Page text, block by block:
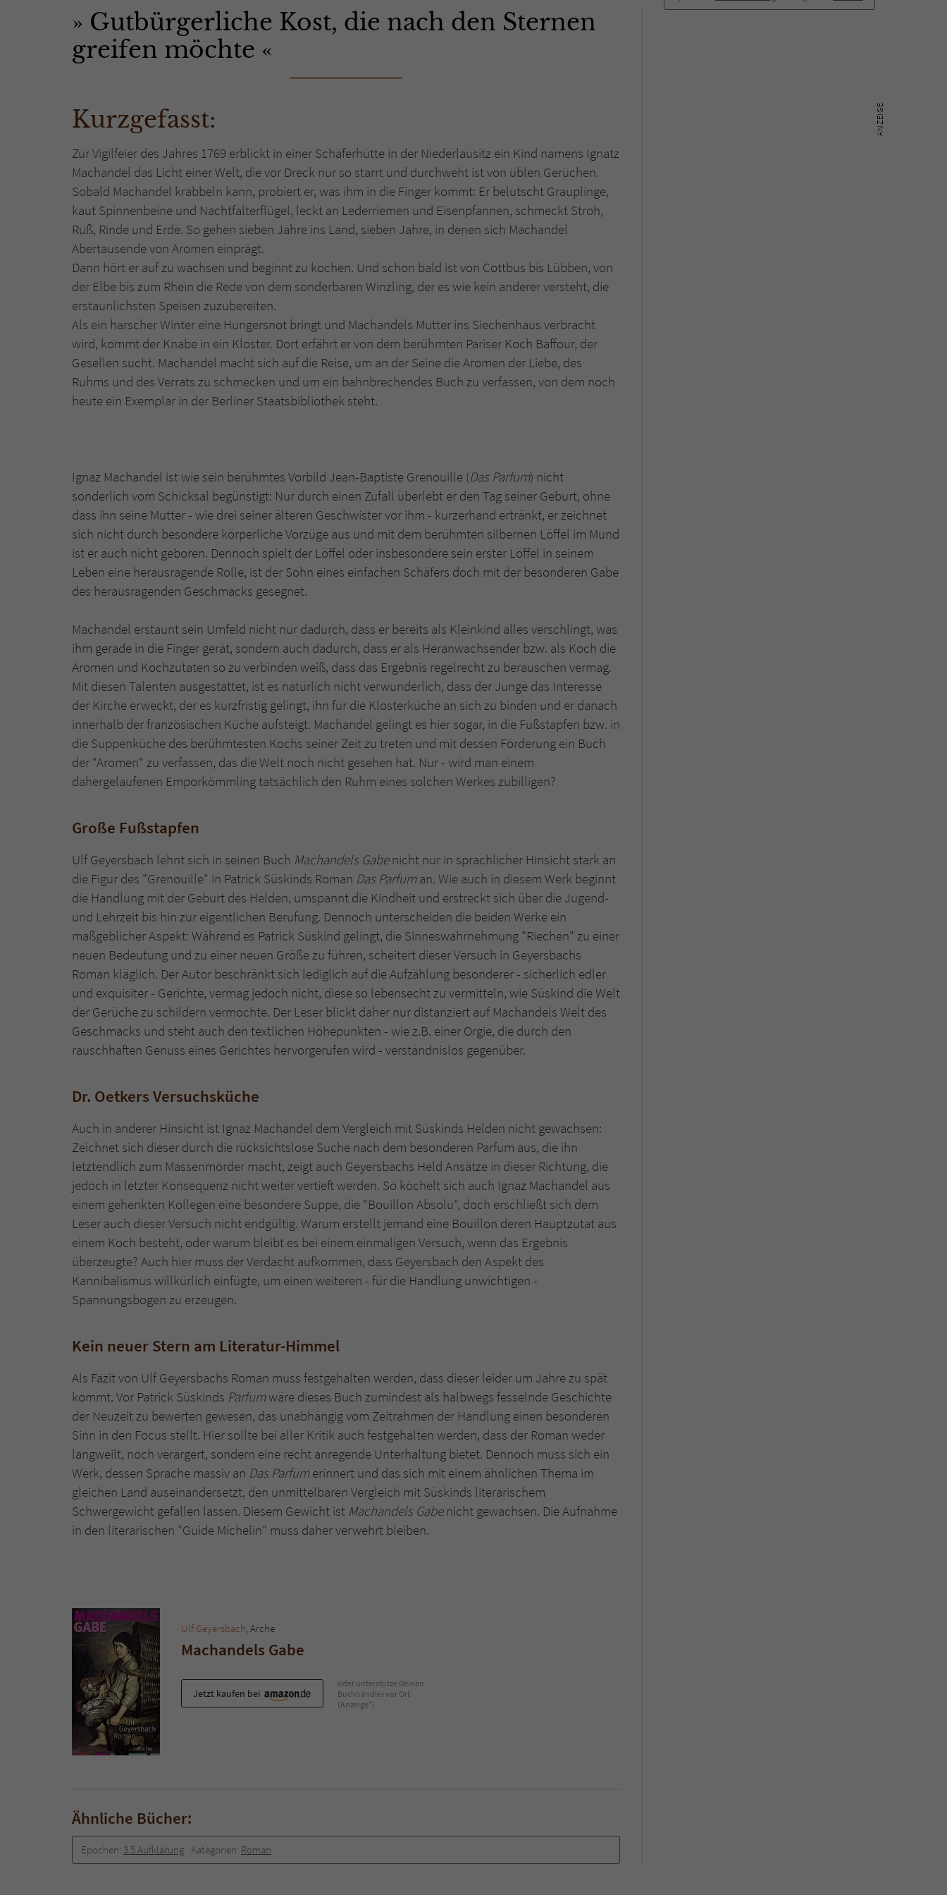
Gutbürgerliche Kost, die nach den Sternen
greifen möchte
Kurzgefasst:
Zur Vigilfeier des Jahres 1769 erblickt in einer Schäferhütte in der Niederlausitz ein Kind namens Ignatz
Machandel das Licht einer Welt, die vor Dreck nur so starrt und durchweht ist von üblen Gerüchen.
Sobald Machandel krabbeln kann, probiert er, was ihm in die Finger kommt: Er belutscht Grauplinge,
kaut Spinnenbeine und Nachtfalterflügel, leckt an Lederriemen und Eisenpfannen, schmeckt Stroh,
Ruß, Rinde und Erde. So gehen sieben Jahre ins Land, sieben Jahre, in denen sich Machandel
Abertausende von Aromen einprägt.
Dann hört er auf zu wachsen und beginnt zu kochen. Und schon bald ist von Cottbus bis Lübben, von
der Elbe bis zum Rhein die Rede von dem sonderbaren Winzling, der es wie kein anderer versteht, die
erstaunlichsten Speisen zuzubereiten.
Als ein harscher Winter eine Hungersnot bringt und Machandels Mutter ins Siechenhaus verbracht
wird, kommt der Knabe in ein Kloster. Dort erfährt er von dem berühmten Pariser Koch Baffour, der
Gesellen sucht. Machandel macht sich auf die Reise, um an der Seine die Aromen der Liebe, des
Ruhms und des Verrats zu schmecken und um ein bahnbrechendes Buch zu verfassen, von dem noch
heute ein Exemplar in der Berliner Staatsbibliothek steht.
Ignaz Machandel ist wie sein berühmtes Vorbild Jean-Baptiste Grenouille (Das Parfum) nicht
sonderlich vom Schicksal begünstigt: Nur durch einen Zufall überlebt er den Tag seiner Geburt, ohne
dass ihn seine Mutter - wie drei seiner älteren Geschwister vor ihm - kurzerhand ertränkt, er zeichnet
sich nicht durch besondere körperliche Vorzüge aus und mit dem berühmten silbernen Löffel im Mund
ist er auch nicht geboren. Dennoch spielt der Löffel oder insbesondere sein erster Löffel in seinem
Leben eine herausragende Rolle, ist der Sohn eines einfachen Schäfers doch mit der besonderen Gabe
des herausragenden Geschmacks gesegnet.
Machandel erstaunt sein Umfeld nicht nur dadurch, dass er bereits als Kleinkind alles verschlingt, was
ihm gerade in die Finger gerät, sondern auch dadurch, dass er als Heranwachsender bzw. als Koch die
Aromen und Kochzutaten so zu verbinden weiß, dass das Ergebnis regelrecht zu berauschen vermag.
Mit diesen Talenten ausgestattet, ist es natürlich nicht verwunderlich, dass der Junge das Interesse
der Kirche erweckt, der es kurzfristig gelingt, ihn für die Klosterküche an sich zu binden und er danach
innerhalb der französischen Küche aufsteigt. Machandel gelingt es hier sogar, in die Fußstapfen bzw. in
die Suppenküche des berühmtesten Kochs seiner Zeit zu treten und mit dessen Förderung ein Buch
der "Aromen" zu verfassen, das die Welt noch nicht gesehen hat. Nur - wird man einem
dahergelaufenen Emporkömmling tatsächlich den Ruhm eines solchen Werkes zubilligen?
Große Fußstapfen
Ulf Geyersbach lehnt sich in seinen Buch Machandels Gabenicht nur in sprachlicher Hinsicht stark an
die Figur des "Grenouille" in Patrick Süskinds Roman Das Parfuman. Wie auch in diesem Werk beginnt
die Handlung mit der Geburt des Helden, umspannt die Kindheit und erstreckt sich über die Jugend-
und Lehrzeit bis hin zur eigentlichen Berufung. Dennoch unterscheiden die beiden Werke ein
maßgeblicher Aspekt: Während es Patrick Süskind gelingt, die Sinneswahrnehmung "Riechen" zu einer
neuen Bedeutung und zu einer neuen Größe zu führen, scheitert dieser Versuch in Geyersbachs
Roman kläglich. Der Autor beschränkt sich lediglich auf die Aufzählung besonderer - sicherlich edler
und exquisiter - Gerichte, vermag jedoch nicht, diese so lebensecht zu vermitteln, wie Süskind die Welt
der Gerüche zu schildern vermochte. Der Leser blickt daher nur distanziert auf Machandels Welt des
Geschmacks und steht auch den textlichen Höhepunkten - wie z.B. einer Orgie, die durch den
rauschhaften Genuss eines Gerichtes hervorgerufen wird - verständnislos gegenüber.
Dr. Oetkers Versuchsküche
Auch in anderer Hinsicht ist Ignaz Machandel dem Vergleich mit Süskinds Helden nicht gewachsen:
Zeichnet sich dieser durch die rücksichtslose Suche nach dem besonderen Parfum aus, die ihn
letztendlich zum Massenmörder macht, zeigt auch Geyersbachs Held Ansätze in dieser Richtung, die
jedoch in letzter Konsequenz nicht weiter vertieft werden. So köchelt sich auch Ignaz Machandel aus
einem gehenkten Kollegen eine besondere Suppe, die "Bouillon Absolu", doch erschließt sich dem
Leser auch dieser Versuch nicht endgültig. Warum erstellt jemand eine Bouillon deren Hauptzutat aus
einem Koch besteht, oder warum bleibt es bei einem einmaligen Versuch, wenn das Ergebnis
überzeugte? Auch hier muss der Verdacht aufkommen, dass Geyersbach den Aspekt des
Kannibalismus willkürlich einfügte, um einen weiteren - für die Handlung unwichtigen -
Spannungsbogen zu erzeugen.
Kein neuer Stern am Literatur-Himmel
Als Fazit von Ulf Geyersbachs Roman muss festgehalten werden, dass dieser leider um Jahre zu spät
kommt. Vor Patrick Süskinds Parfumwäre dieses Buch zumindest als halbwegs fesselnde Geschichte
der Neuzeit zu bewerten gewesen, das unabhängig vom Zeitrahmen der Handlung einen besonderen
Sinn in den Focus stellt. Hier sollte bei aller Kritik auch festgehalten werden, dass der Roman weder
langweilt, noch verärgert, sondern eine recht anregende Unterhaltung bietet. Dennoch muss sich ein
Werk, dessen Sprache massiv an Das Parfumerinnert und das sich mit einem ähnlichen Thema im
gleichen Land auseinandersetzt, den unmittelbaren Vergleich mit Süskinds literarischem
Schwergewicht gefallen lassen. Diesem Gewicht ist Machandels Gabenicht gewachsen. Die Aufnahme
in den literarischen "Guide Michelin" muss daher verwehrt bleiben.
Ulf Geyersbach, Arche
Machandels Gabe
Jetzt kaufen bei
oder unterstütze Deinen
Buchhändler vor Ort
(Anzeige*)
Ähnliche Bücher:
Epochen: 3.5 Aufklärung Kategorien: Roman
Name tx_pwcomments_ahash
Name fe_typo_user
Anbieter Literatur-Couch Medien GmbH & Co. KG
Dieses Cookie gewährleistet die Kommunikation der
Webseite mit dem Benutzer. Es wird benötigt um z. B.
überprüfen.